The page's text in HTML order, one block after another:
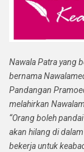
Nawala Patra yang
bernama
Pandangan
melahirkan
“Orang boleh
akan hilang di
bekerja untuk